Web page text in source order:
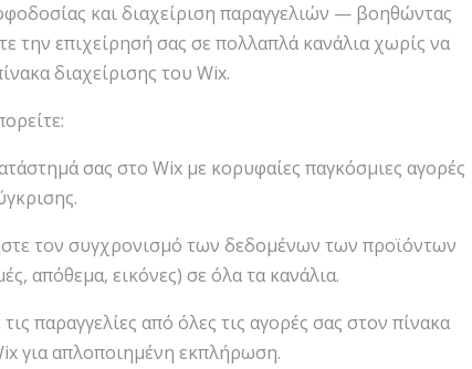
και διαχείριση παραγγελιών — βοηθώντας
την επιχείρησή σας σε πολλαπλά κανάλια χωρίς να
διαχείρισης του Wix.
σας στο Wix με κορυφαίες παγκόσμιες αγορές
τον συγχρονισμό των δεδομένων των προϊόντων
απόθεμα, εικόνες) σε όλα τα κανάλια.
παραγγελίες από όλες τις αγορές σας στον πίνακα
για απλοποιημένη εκπλήρωση.